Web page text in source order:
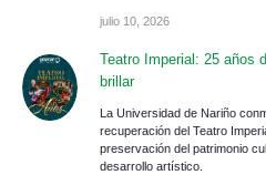
julio 10, 2026
Teatro Imperial: 25 años
brillar
La Universidad de Nariño
recuperación del Teatro
preservación del patrimonio
desarrollo artístico.